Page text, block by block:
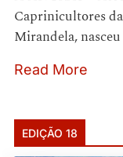
Caprinicultores da
Mirandela,
Read More
EDIÇÃO 18